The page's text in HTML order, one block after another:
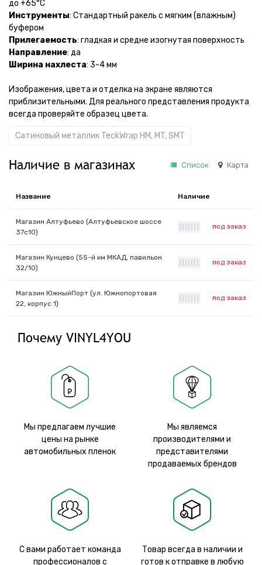
до +65°С
Инструменты: Стандартный ракель с мягким (влажным)
буфером
Прилегаемость: гладкая и средне изогнутая поверхность
Направление: да
Ширина нахлеста: 3-4 мм
Изображения, цвета и отделка на экране являются
приблизительными. Для реального представления продукта
всегда проверяйте образец цвета.
Сатиновый металлик TeckWrap HM, MT, SMT
Наличие в магазинах Список Карта
Название Наличие
Магазин Алтуфьево (Алтуфьевское шоссе
37с10)
под заказ
Магазин Кунцево (55-й км МКАД, павильон
32/10)
под заказ
Магазин ЮжныйПорт (ул. Южнопортовая
22, корпус 1)
под заказ
Почему VINYL4YOU
Мы предлагаем лучшие
цены на рынке
автомобильных пленок
Мы являемся
производителями и
представителями
продаваемых брендов
С вами работает команда
профессионалов с
Товар всегда в наличии и
готов к отправке в любую